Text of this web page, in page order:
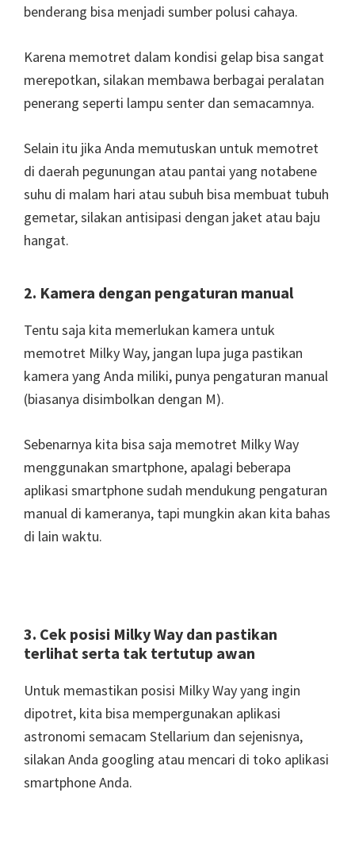
benderang bisa menjadi sumber polusi cahaya.
Karena memotret dalam kondisi gelap bisa sangat
merepotkan, silakan membawa berbagai peralatan
penerang seperti lampu senter dan semacamnya.
Selain itu jika Anda memutuskan untuk memotret
di daerah pegunungan atau pantai yang notabene
suhu di malam hari atau subuh bisa membuat tubuh
gemetar, silakan antisipasi dengan jaket atau baju
hangat.
2. Kamera dengan pengaturan manual
Tentu saja kita memerlukan kamera untuk
memotret Milky Way, jangan lupa juga pastikan
kamera yang Anda miliki, punya pengaturan manual
(biasanya disimbolkan dengan M).
Sebenarnya kita bisa saja memotret Milky Way
menggunakan smartphone, apalagi beberapa
aplikasi smartphone sudah mendukung pengaturan
manual di kameranya, tapi mungkin akan kita bahas
di lain waktu.
3. Cek posisi Milky Way dan pastikan
terlihat serta tak tertutup awan
Untuk memastikan posisi Milky Way yang ingin
dipotret, kita bisa mempergunakan aplikasi
astronomi semacam Stellarium dan sejenisnya,
silakan Anda googling atau mencari di toko aplikasi
smartphone Anda.